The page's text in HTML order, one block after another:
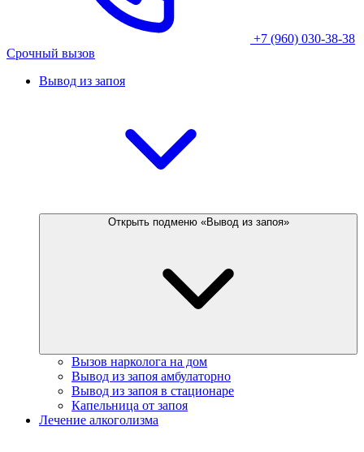
+7 (960) 030-38-38
Срочный вызов
Вывод из запоя
Открыть подменю «Вывод из запоя»
Вызов нарколога на дом
Вывод из запоя амбулаторно
Вывод из запоя в стационаре
Капельница от запоя
Лечение алкоголизма